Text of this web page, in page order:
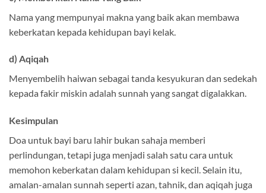
Nama yang mempunyai makna yang baik akan membawa
keberkatan kepada kehidupan bayi kelak.
d) Aqiqah
Menyembelih haiwan sebagai tanda kesyukuran dan sedekah
kepada fakir miskin adalah sunnah yang sangat digalakkan.
Kesimpulan
Doa untuk bayi baru lahir bukan sahaja memberi
perlindungan, tetapi juga menjadi salah satu cara untuk
memohon keberkatan dalam kehidupan si kecil. Selain itu,
amalan-amalan sunnah seperti azan, tahnik, dan aqiqah juga